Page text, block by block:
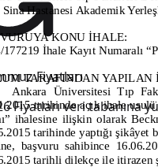
Fiyatları
Fiyatları veri tabanına
Hastanesi Akademik
KONU İHALE:
177219 İhale Kayıt Numaralı
TARAFINDAN YAPILAN
Ankara Üniversitesi Tıp
tarihinde açık ihale
ihalesine ilişkin olarak
tarihinde yaptığı
başvuru sahibince
tarihli dilekçe ile